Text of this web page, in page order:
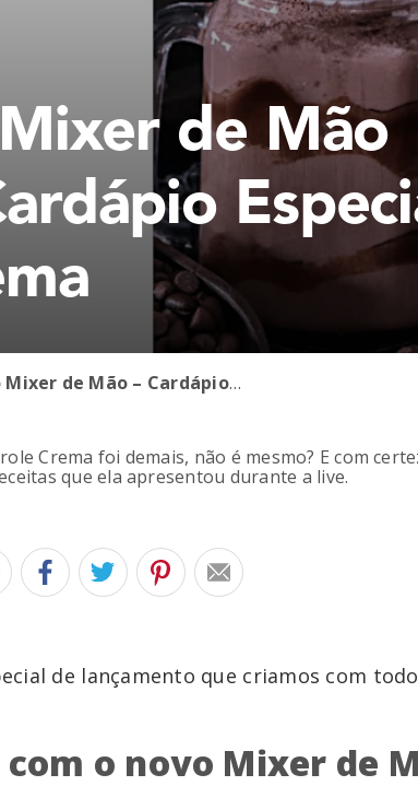
de Mão
Live novo Mixer de Mão – Cardápio Especial com Carole Crema
Crema foi demais, não é mesmo? E com
que ela apresentou durante a live.
de lançamento que criamos com
o novo Mixer de